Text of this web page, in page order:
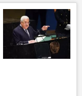
📰 Operación rusa de desmilitarización y desnazificación de Ucrania
Hamás